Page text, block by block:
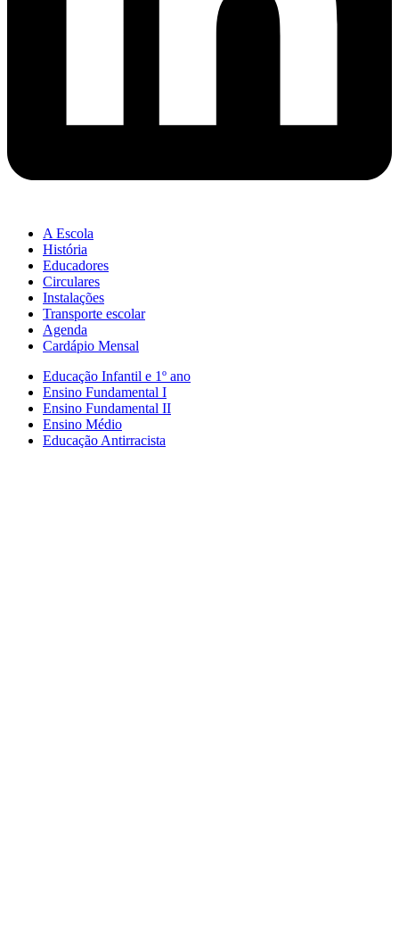
A Escola
História
Educadores
Circulares
Instalações
Transporte escolar
Agenda
Cardápio Mensal
Educação Infantil e 1º ano
Ensino Fundamental I
Ensino Fundamental II
Ensino Médio
Educação Antirracista